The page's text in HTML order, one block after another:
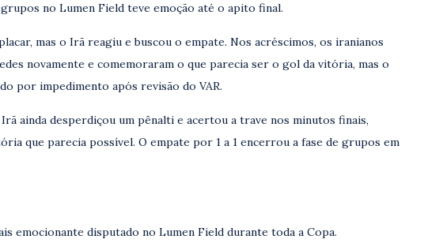
no Lumen Field teve emoção até o apito final.
mas o Irã reagiu e buscou o empate. Nos acréscimos, os iranianos
novamente e comemoraram o que parecia ser o gol da vitória, mas o
por impedimento após revisão do VAR.
ainda desperdiçou um pênalti e acertou a trave nos minutos finais,
que parecia possível. O empate por 1 a 1 encerrou a fase de grupos em
emocionante disputado no Lumen Field durante toda a Copa.